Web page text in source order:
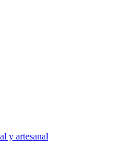
y artesanal